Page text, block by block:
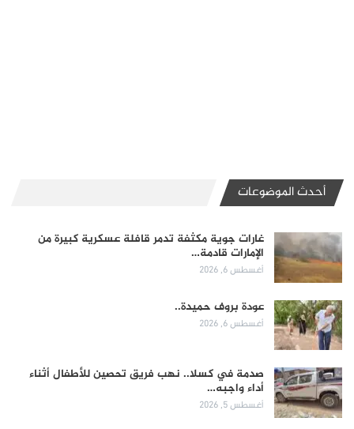
أحدث الموضوعات
غارات جوية مكثفة تدمر قافلة عسكرية كبيرة من
الإمارات قادمة…
أغسطس 6, 2026
عودة بروف حميدة..
أغسطس 6, 2026
صدمة في كسلا.. نهب فريق تحصين للأطفال أثناء
أداء واجبه…
أغسطس 5, 2026